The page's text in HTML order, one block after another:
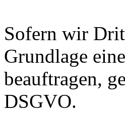
Sofern wir
Grundlage
beauftragen,
DSGVO.